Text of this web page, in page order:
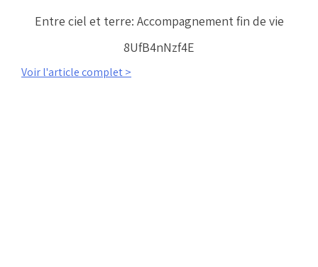
Entre ciel et terre: Accompagnement fin de vie
8UfB4nNzf4E
Voir l'article complet >